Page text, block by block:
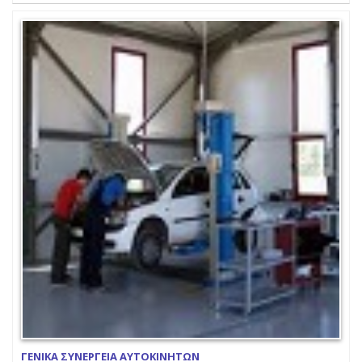
ΓΕΝΙΚΑ ΣΥΝΕΡΓΕΙΑ ΑΥΤΟΚΙΝΗΤΩΝ